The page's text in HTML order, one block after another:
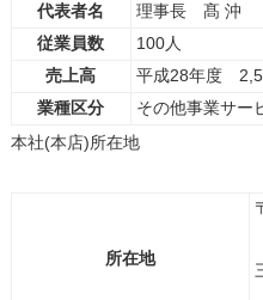
代表者名
理事長 髙 沖
従業員数
100人
売上高
平成28年度
業種区分
その他事業サー
本社(本店)所在地
所在地